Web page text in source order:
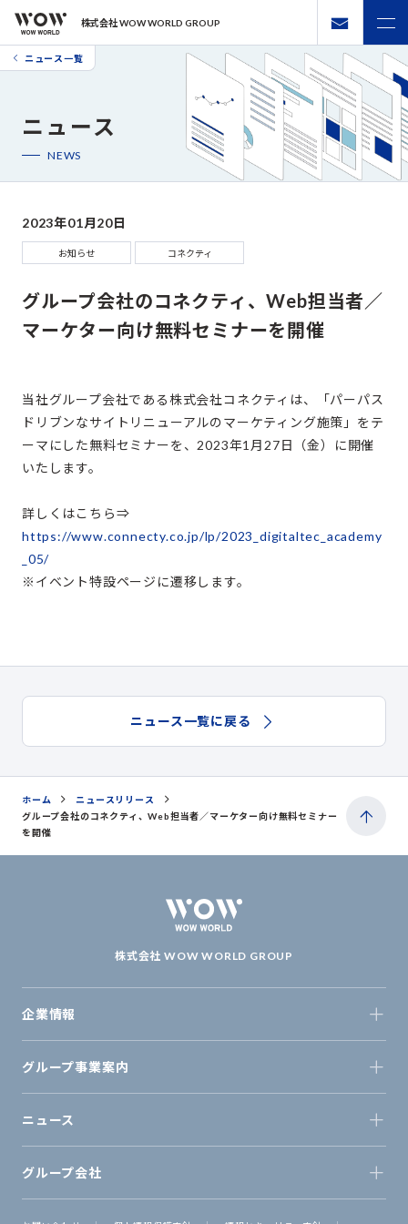
株式会社 WOW WORLD GROUP
ニュース一覧
ニュース
NEWS
2023年01月20日
お知らせ コネクティ
グループ会社のコネクティ、Web担当者／
マーケター向け無料セミナーを開催
当社グループ会社である株式会社コネクティは、「パーパス
ドリブンなサイトリニューアルのマーケティング施策」をテ
ーマにした無料セミナーを、2023年1月27日（金）に開催
いたします。
詳しくはこちら⇒
https://www.connecty.co.jp/lp/2023_digitaltec_academy
_05/
※イベント特設ページに遷移します。
ニュース一覧に戻る
ホーム
ニュースリリース
グループ会社のコネクティ、Web担当者／マーケター向け無料セミナー
を開催
株式会社 WOW WORLD GROUP
企業情報
グループ事業案内
ニュース
グループ会社